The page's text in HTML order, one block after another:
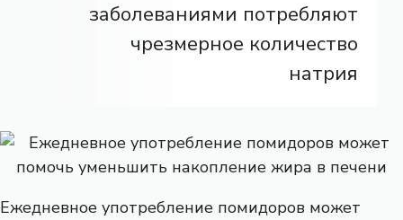
заболеваниями потребляют
чрезмерное количество
натрия
Ежедневное употребление помидоров может